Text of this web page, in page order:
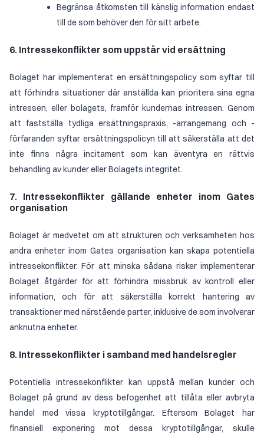
Begränsa åtkomsten till känslig information endast
till de som behöver den för sitt arbete.
6. Intressekonflikter som uppstår vid ersättning
Bolaget har implementerat en ersättningspolicy som syftar till
att förhindra situationer där anställda kan prioritera sina egna
intressen, eller bolagets, framför kundernas intressen. Genom
att fastställa tydliga ersättningspraxis, -arrangemang och -
förfaranden syftar ersättningspolicyn till att säkerställa att det
inte finns några incitament som kan äventyra en rättvis
behandling av kunder eller Bolagets integritet.
7. Intressekonflikter gällande enheter inom Gates
organisation
Bolaget är medvetet om att strukturen och verksamheten hos
andra enheter inom Gates organisation kan skapa potentiella
intressekonflikter. För att minska sådana risker implementerar
Bolaget åtgärder för att förhindra missbruk av kontroll eller
information, och för att säkerställa korrekt hantering av
transaktioner med närstående parter, inklusive de som involverar
anknutna enheter.
8. Intressekonflikter i samband med handelsregler
Potentiella intressekonflikter kan uppstå mellan kunder och
Bolaget på grund av dess befogenhet att tillåta eller avbryta
handel med vissa kryptotillgångar. Eftersom Bolaget har
finansiell exponering mot dessa kryptotillgångar, skulle